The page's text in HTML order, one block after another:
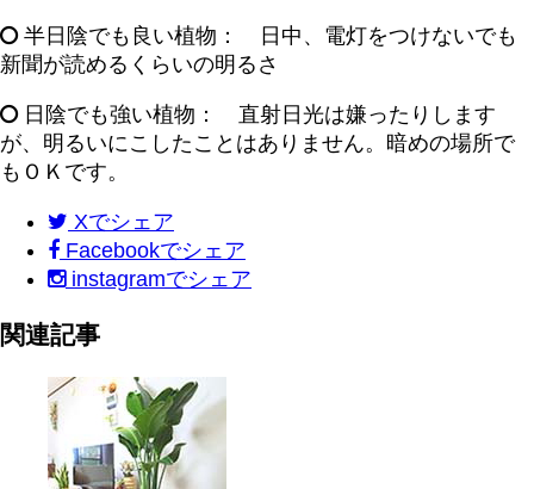
半日陰でも良い植物： 日中、電灯をつけないでも
新聞が読めるくらいの明るさ
日陰でも強い植物： 直射日光は嫌ったりします
が、明るいにこしたことはありません。暗めの場所で
もＯＫです。
Xでシェア
Facebookでシェア
instagramでシェア
関連記事